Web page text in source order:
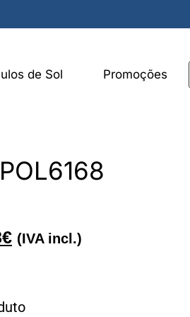
de Sol Promoções
€ (IVA incl.)